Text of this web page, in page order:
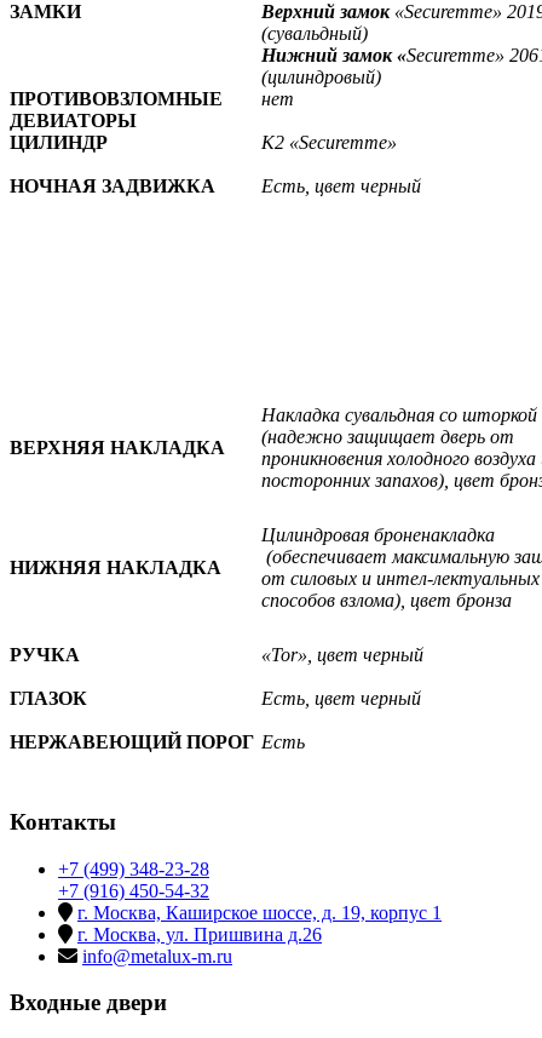
ЗАМКИ Верхний замок«Securemme»
(сувальдный)
Нижний замок «Securemme»
(цилиндровый)
ПРОТИВОВЗЛОМНЫЕ
ДЕВИАТОРЫ
нет
ЦИЛИНДР К2 «Securemme»
НОЧНАЯ ЗАДВИЖКА Есть, цвет черный
ВЕРХНЯЯ НАКЛАДКА
Накладка сувальдная со шторкой
(надежно защищает дверь от
проникновения холодного воздуха
посторонних запахов), цвет
НИЖНЯЯ НАКЛАДКА
Цилиндровая броненакладка
(обеспечивает максимальную
от силовых и интел-лектуальных
способов взлома), цвет бронза
РУЧКА «Tor» , цвет черный
ГЛАЗОК Есть, цвет черный
НЕРЖАВЕЮЩИЙ ПОРОГ Есть
Контакты
+7 (499) 348-23-28
+7 (916) 450-54-32
г. Москва, Каширское шоссе, д. 19, корпус 1
г. Москва, ул. Пришвина д.26
info@metalux-m.ru
Входные двери